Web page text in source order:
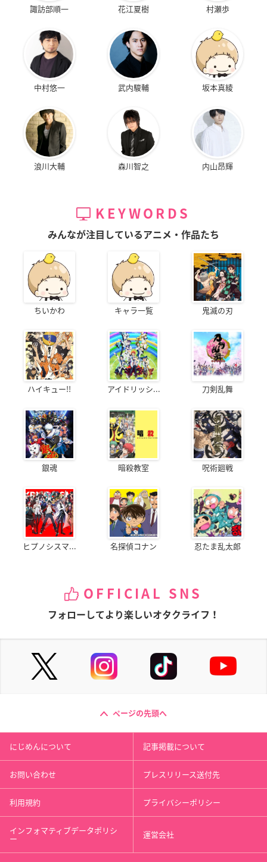
諏訪部順一 花江夏樹 村瀬歩
中村悠一 武内駿輔 坂本真綾
浪川大輔 森川智之 内山昂輝
KEYWORDS
みんなが注目しているアニメ・作品たち
ちいかわ キャラ一覧 鬼滅の刃
ハイキュー!! アイドリッシ... 刀剣乱舞
銀魂 暗殺教室 呪術廻戦
ヒプノシスマ... 名探偵コナン 忍たま乱太郎
OFFICIAL SNS
フォローしてより楽しいオタクライフ！
ページの先頭へ
にじめんについて 記事掲載について
お問い合わせ プレスリリース送付先
利用規約 プライバシーポリシー
インフォマティブデータポリシ
ー 運営会社